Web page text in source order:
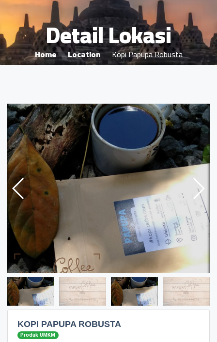
Detail Lokasi
Home Location Kopi Papupa Robusta
KOPI PAPUPA ROBUSTA
Produk UMKM